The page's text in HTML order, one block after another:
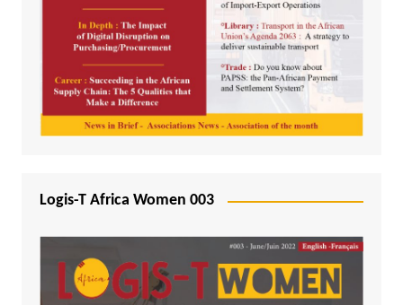
Logis-T Africa Women 003